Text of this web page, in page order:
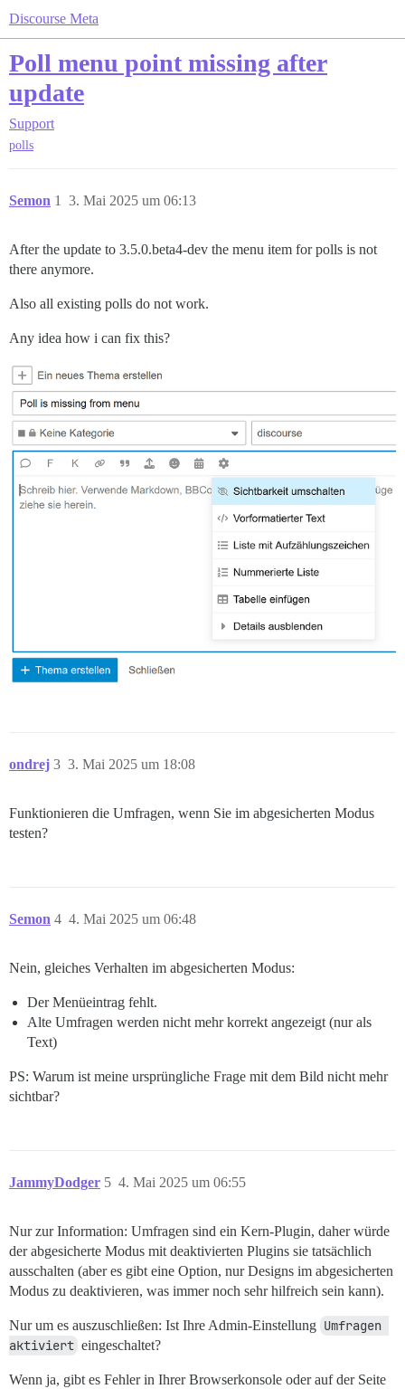
Discourse Meta
Poll menu point missing after
update
Support
polls
Semon 3. Mai 2025 um 06:13
1
After the update to 3.5.0.beta4-dev the menu item for polls is not
there anymore.
Also all existing polls do not work.
Any idea how i can fix this?
ondrej 3. Mai 2025 um 18:08
3
Funktionieren die Umfragen, wenn Sie im abgesicherten Modus
testen?
Semon 4. Mai 2025 um 06:48
4
Nein, gleiches Verhalten im abgesicherten Modus:
Der Menüeintrag fehlt.
Alte Umfragen werden nicht mehr korrekt angezeigt (nur als
Text)
PS: Warum ist meine ursprüngliche Frage mit dem Bild nicht mehr
sichtbar?
JammyDodger 4. Mai 2025 um 06:55
5
Nur zur Information: Umfragen sind ein Kern-Plugin, daher würde
der abgesicherte Modus mit deaktivierten Plugins sie tatsächlich
ausschalten (aber es gibt eine Option, nur Designs im abgesicherten
Modus zu deaktivieren, was immer noch sehr hilfreich sein kann).
Nur um es auszuschließen: Ist Ihre Admin-Einstellung Umfragen
aktiviert eingeschaltet?
Wenn ja, gibt es Fehler in Ihrer Browserkonsole oder auf der Seite